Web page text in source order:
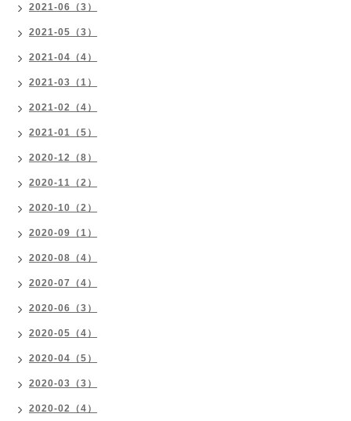
2021-06（3）
2021-05（3）
2021-04（4）
2021-03（1）
2021-02（4）
2021-01（5）
2020-12（8）
2020-11（2）
2020-10（2）
2020-09（1）
2020-08（4）
2020-07（4）
2020-06（3）
2020-05（4）
2020-04（5）
2020-03（3）
2020-02（4）